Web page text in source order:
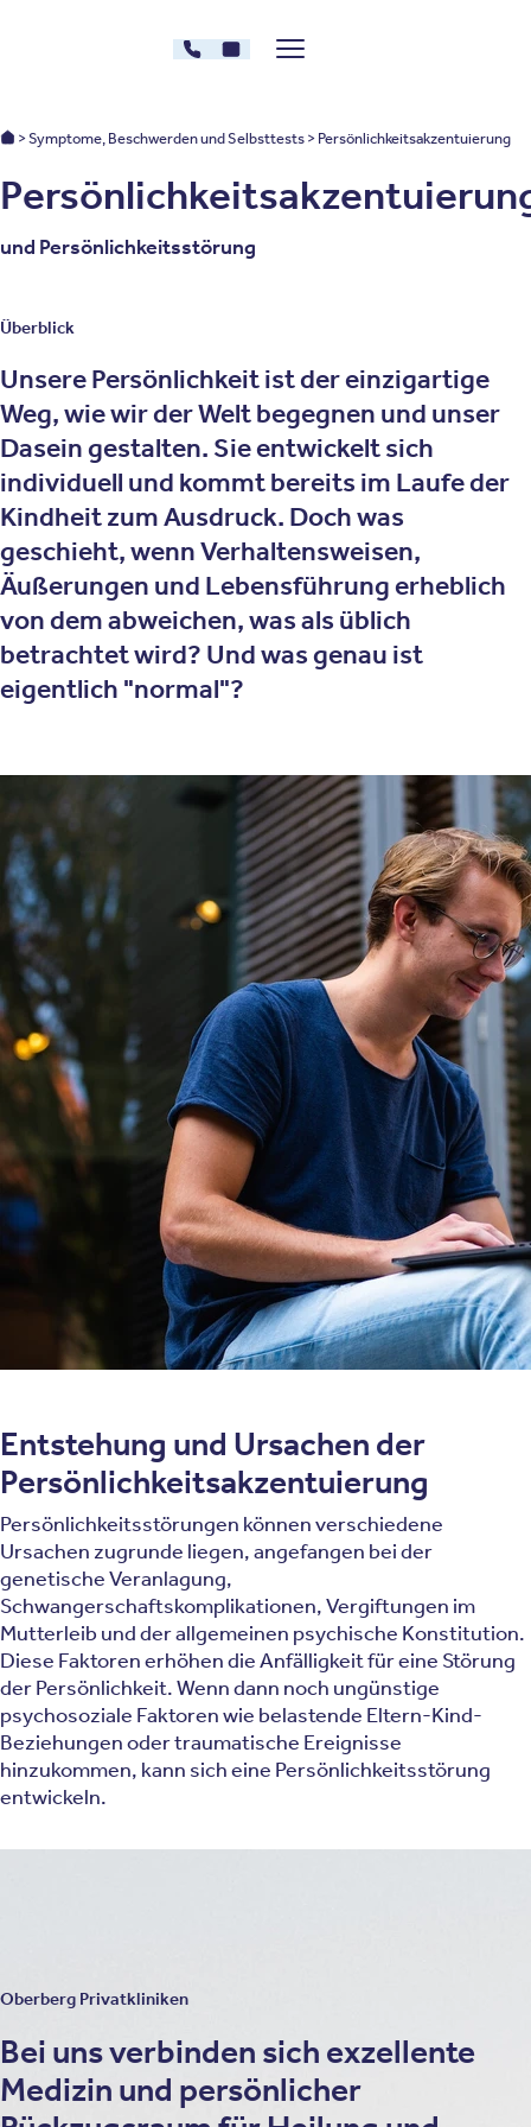
030 - 26478607
Kontakt
Menü zeigen/verstecken
Oberberg Kliniken: Startseite
Symptome, Beschwerden und Selbsttests Persönlichkeitsakzentuierung
und Persönlichkeitsstörung
Überblick
Unsere Persönlichkeit ist der einzigartige
Weg, wie wir der Welt begegnen und unser
Dasein gestalten. Sie entwickelt sich
individuell und kommt bereits im Laufe der
Kindheit zum Ausdruck. Doch was
geschieht, wenn Verhaltensweisen,
Äußerungen und Lebensführung erheblich
von dem abweichen, was als üblich
betrachtet wird? Und was genau ist
eigentlich "normal"?
Was bedeutet
Persönlichkeitsakzentuierung?
Unter den zahlreichen individuellen Merkmalen und
Facetten der menschlichen Persönlichkeit sind manche
mehr und manche weniger dominant. Letztere können in
die Persönlichkeitsakzentuierung münden, das heißt, in
einen stark ausgeprägten Charakterzug, der aber unter
den normalen Lebensbedingungen des Betroffenen nicht
krankheitswertig ist und deshalb auch keine Behandlung
erfordert.
Werden dagegen der Alltag und das soziale
Zusammenleben durch entsprechende
Persönlichkeitsmerkmale beeinträchtigt, kann
Leidensdruck entstehen. In diesem Fall liegt in der Regel
eine Persönlichkeitsstörung vor. Der Begriff
Persönlichkeitsakzentuierung beschreibt das
Vorhandensein ausgeprägter Merkmale, die zu
Persönlichkeitsstörungen und
psychosomatischen Erkrankungen führen können.
Entstehung und Ursachen der
Persönlichkeitsakzentuierung
Persönlichkeitsstörungen können verschiedene
Ursachen zugrunde liegen, angefangen bei der
genetische Veranlagung,
Schwangerschaftskomplikationen, Vergiftungen im
Mutterleib und der allgemeinen psychische Konstitution.
Diese Faktoren erhöhen die Anfälligkeit für eine Störung
der Persönlichkeit. Wenn dann noch ungünstige
psychosoziale Faktoren wie belastende Eltern-Kind-
Beziehungen oder traumatische Ereignisse
hinzukommen, kann sich eine Persönlichkeitsstörung
entwickeln.
Oberberg Privatkliniken
Bei uns verbinden sich exzellente
Medizin und persönlicher